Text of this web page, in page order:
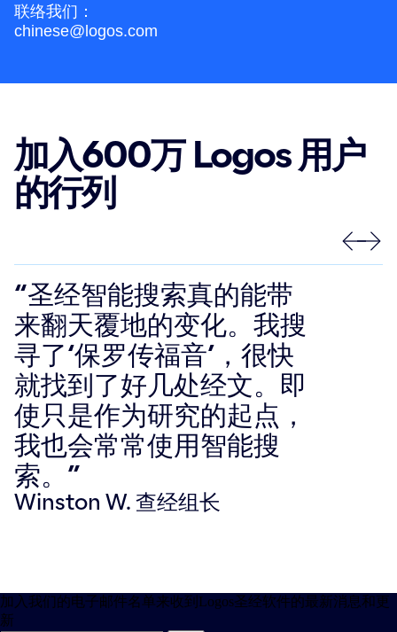
联络我们：
chinese@logos.com
加入600万 Logos 用户
的行列
Winston W. 查经组长
“圣经智能搜索真的能带
来翻天覆地的变化。我搜
寻了‘保罗传福音’，很快
就找到了好几处经文。即
使只是作为研究的起点，
我也会常常使用智能搜
索。”
加入我们的电子邮件名单来收到Logos圣经软件的最新消息和更
新